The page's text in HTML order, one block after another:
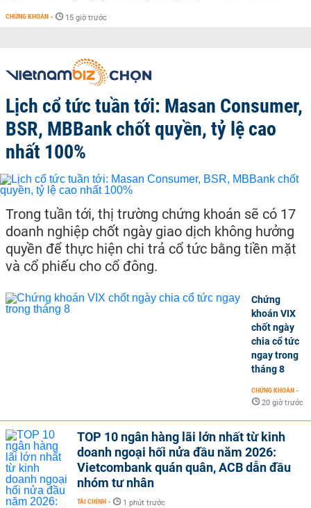
CHỨNG KHOÁN - 15 giờ trước
Lịch cổ tức tuần tới: Masan Consumer,
BSR, MBBank chốt quyền, tỷ lệ cao
nhất 100%
Trong tuần tới, thị trường chứng khoán sẽ có 17
doanh nghiệp chốt ngày giao dịch không hưởng
quyền để thực hiện chi trả cổ tức bằng tiền mặt
và cổ phiếu cho cổ đông.
Chứng
khoán VIX
chốt ngày
chia cổ tức
ngay trong
tháng 8
CHỨNG KHOÁN -
20 giờ trước
TOP 10 ngân hàng lãi lớn nhất từ kinh
doanh ngoại hối nửa đầu năm 2026:
Vietcombank quán quân, ACB dẫn đầu
nhóm tư nhân
TÀI CHÍNH - 1 phút trước